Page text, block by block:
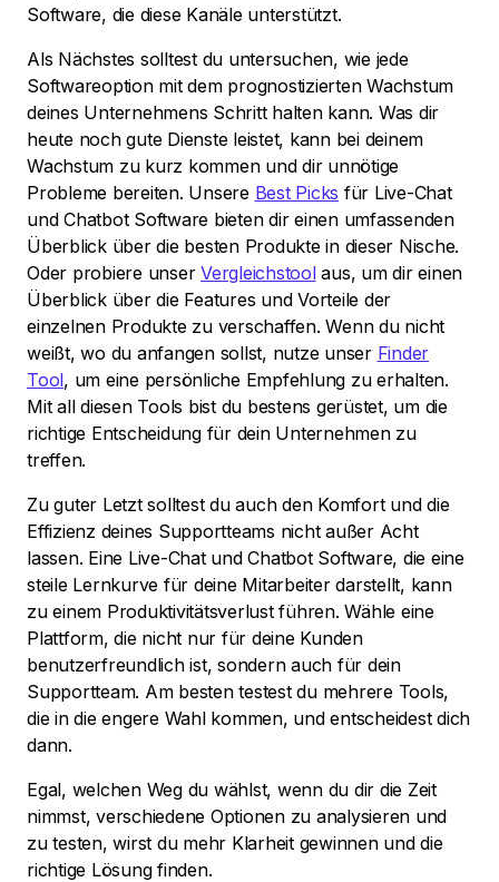
Software, die diese Kanäle unterstützt.
Als Nächstes solltest du untersuchen, wie jede
Softwareoption mit dem prognostizierten Wachstum
deines Unternehmens Schritt halten kann. Was dir
heute noch gute Dienste leistet, kann bei deinem
Wachstum zu kurz kommen und dir unnötige
Probleme bereiten. Unsere Best Picks für Live-Chat
und Chatbot Software bieten dir einen umfassenden
Überblick über die besten Produkte in dieser Nische.
Oder probiere unser Vergleichstoolaus, um dir einen
Überblick über die Features und Vorteile der
einzelnen Produkte zu verschaffen. Wenn du nicht
weißt, wo du anfangen sollst, nutze unser Finder
Tool, um eine persönliche Empfehlung zu erhalten.
Mit all diesen Tools bist du bestens gerüstet, um die
richtige Entscheidung für dein Unternehmen zu
treffen.
Zu guter Letzt solltest du auch den Komfort und die
Effizienz deines Supportteams nicht außer Acht
lassen. Eine Live-Chat und Chatbot Software, die eine
steile Lernkurve für deine Mitarbeiter darstellt, kann
zu einem Produktivitätsverlust führen. Wähle eine
Plattform, die nicht nur für deine Kunden
benutzerfreundlich ist, sondern auch für dein
Supportteam. Am besten testest du mehrere Tools,
die in die engere Wahl kommen, und entscheidest dich
dann.
Egal, welchen Weg du wählst, wenn du dir die Zeit
nimmst, verschiedene Optionen zu analysieren und
zu testen, wirst du mehr Klarheit gewinnen und die
richtige Lösung finden.